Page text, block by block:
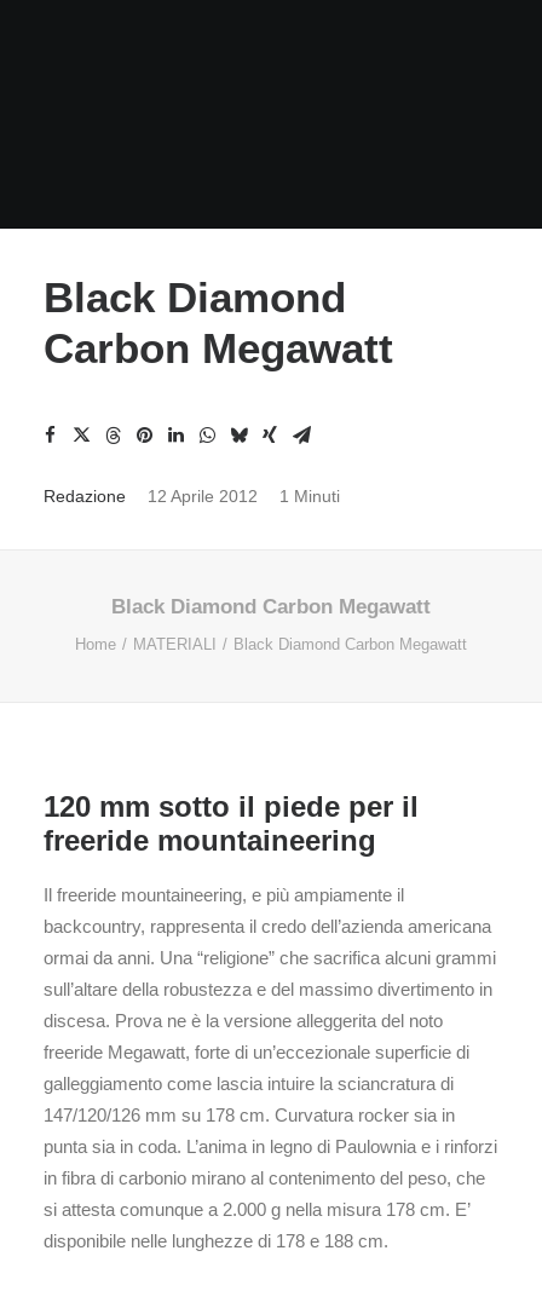
Black Diamond
Carbon Megawatt
Redazione 12 Aprile 2012 1 Minuti
Black Diamond Carbon Megawatt
Home MATERIALI Black Diamond Carbon Megawatt
120 mm sotto il piede per il
freeride mountaineering
Il freeride mountaineering, e più ampiamente il
backcountry, rappresenta il credo dell’azienda americana
ormai da anni. Una “religione” che sacrifica alcuni grammi
sull’altare della robustezza e del massimo divertimento in
discesa. Prova ne è la versione alleggerita del noto
freeride Megawatt, forte di un’eccezionale superficie di
galleggiamento come lascia intuire la sciancratura di
147/120/126 mm su 178 cm. Curvatura rocker sia in
punta sia in coda. L’anima in legno di Paulownia e i rinforzi
in fibra di carbonio mirano al contenimento del peso, che
si attesta comunque a 2.000 g nella misura 178 cm. E’
disponibile nelle lunghezze di 178 e 188 cm.